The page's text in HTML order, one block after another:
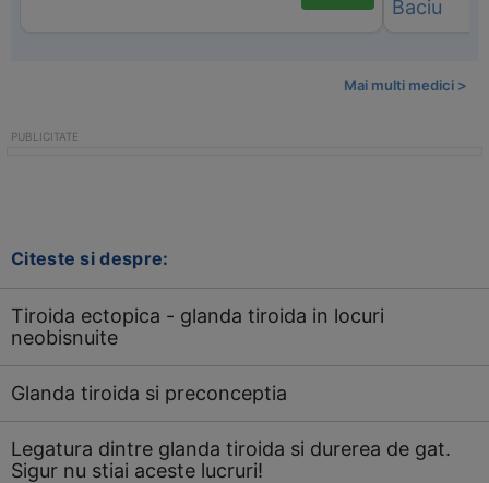
Mai multi medici >
Citeste si despre:
Tiroida ectopica - glanda tiroida in locuri
neobisnuite
Glanda tiroida si preconceptia
Legatura dintre glanda tiroida si durerea de gat.
Sigur nu stiai aceste lucruri!